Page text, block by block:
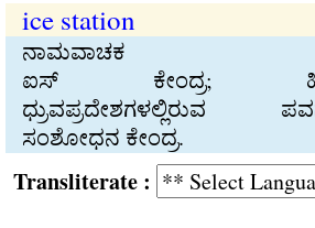
ice station
ನಾಮವಾಚಕ
ಐಸ್‍ ಕೇಂದ್ರ;
ಧ್ರುವಪ್ರದೇಶಗಳಲ್ಲಿರುವ
ಸಂಶೋಧನ ಕೇಂದ್ರ.
: